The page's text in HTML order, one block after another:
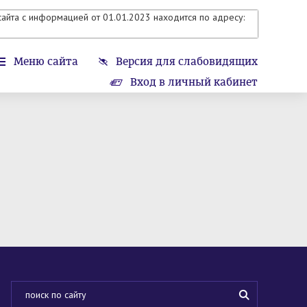
с информацией от 01.01.2023 находится по адресу:
Меню сайта
Версия для слабовидящих
Вход в личный кабинет